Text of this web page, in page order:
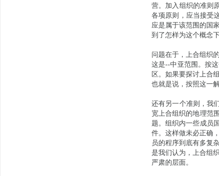
营。加入组织的准则
各项原则，应当接受
应是属于该范围的国
到了怎样为这个概念
问题在于，上合组织
这是--中亚范围。按
区。如果要探讨上合
也就是说，按照这一
还有另一个准则，我
宽上合组织的地理范
题。组织内一些成员
件。这样做未必正确
员的程序到底有多复
是我们认为，上合组
严肃的层面。